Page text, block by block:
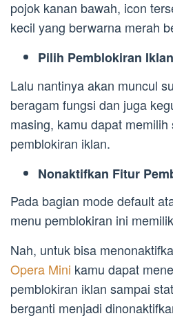
pojok kanan bawah, icon
kecil yang berwarna merah
Pilih Pemblokiran Iklan
Lalu nantinya akan muncul
beragam fungsi dan juga
masing, kamu dapat memilih
pemblokiran iklan.
Nonaktifkan Fitur
Pada bagian mode default
menu pemblokiran ini
Nah, untuk bisa
Opera Mini kamu dapat
pemblokiran iklan sampai
berganti menjadi